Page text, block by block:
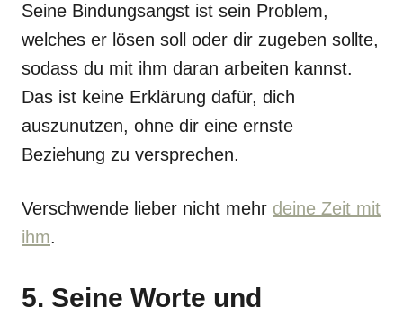
Seine Bindungsangst ist sein Problem,
welches er lösen soll oder dir zugeben sollte,
sodass du mit ihm daran arbeiten kannst.
Das ist keine Erklärung dafür, dich
auszunutzen, ohne dir eine ernste
Beziehung zu versprechen.
Verschwende lieber nicht mehr deine Zeit mit
ihm.
5. Seine Worte und